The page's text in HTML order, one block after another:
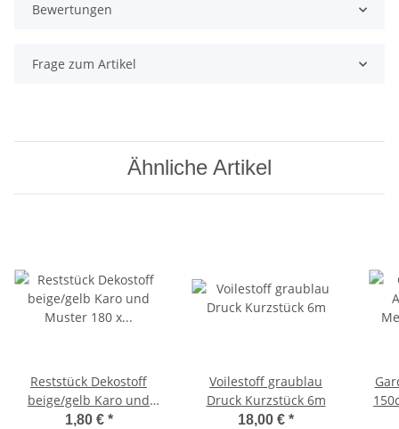
Bewertungen
Frage zum Artikel
Ähnliche Artikel
Reststück Dekostoff
beige/gelb Karo und
Muster 180 x 140cm
1,80 € *
Voilestoff graublau
Druck Kurzstück 6m
18,00 € *